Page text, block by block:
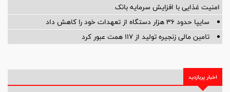
امنیت غذایی با افزایش سرمایه بانک
سایپا حدود ۳۶ هزار دستگاه از تعهدات خود را کاهش داد
تامین مالی زنجیره تولید از 117 همت عبور کرد
اخبار پربازدید